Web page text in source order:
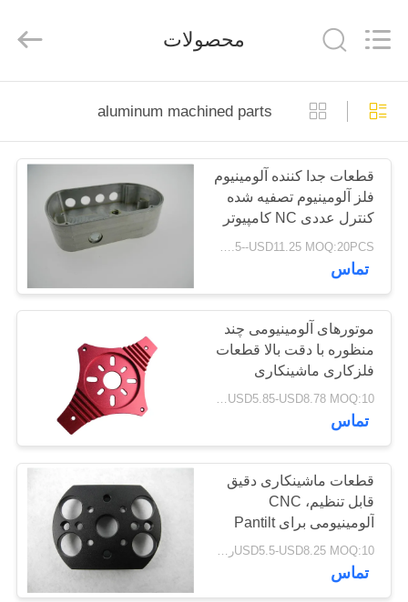
صفحه
اصلی
محصولات
درباره
کارخانه
کنترل
کیفیت
تماس
IMP.&EXP.
CO.,LTD.
محصولات
aluminum machined parts
قطعات جدا کننده آلومینیوم
فلز آلومینیوم تصفیه شده
کنترل عددی NC کامپیوتر
USD7.5--USD11.25 MOQ:20PCS
تماس
موتورهای آلومینیومی چند
منظوره با دقت بالا قطعات
فلزکاری ماشینکاری
USD5.85-USD8.78 MOQ:10رایانه های شخصی
تماس
قطعات ماشینکاری دقیق
قابل تنظیم، CNC
آلومینیومی برای Pantilt
OEM
USD5.5-USD8.25 MOQ:10رایانه های شخصی
تماس